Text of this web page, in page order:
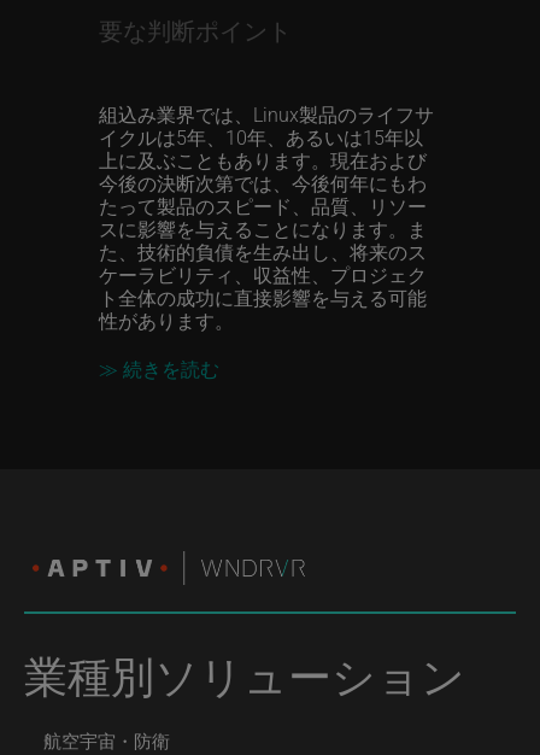
要な判断ポイント
組込み業界では、Linux製品のライフサ
イクルは5年、10年、あるいは15年以
上に及ぶこともあります。現在および
今後の決断次第では、今後何年にもわ
たって製品のスピード、品質、リソー
スに影響を与えることになります。ま
た、技術的負債を生み出し、将来のス
ケーラビリティ、収益性、プロジェク
ト全体の成功に直接影響を与える可能
性があります。
≫ 続きを読む
業種別ソリューション
航空宇宙・防衛